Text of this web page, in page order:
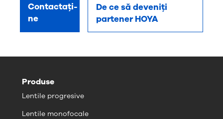
Contactați-
ne
De ce să deveniți
partener HOYA
Produse
Lentile progresive
Lentile monofocale